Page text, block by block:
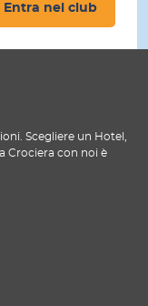
Entra nel club
Scegliere un Hotel,
Crociera con noi è